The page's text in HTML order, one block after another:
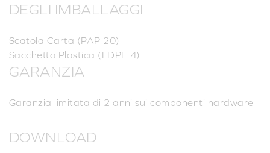
DEGLI IMBALLAGGI
Scatola Carta (PAP 20)
Sacchetto Plastica (LDPE 4)
GARANZIA
Garanzia limitata di 2 anni sui componenti hardware
DOWNLOAD